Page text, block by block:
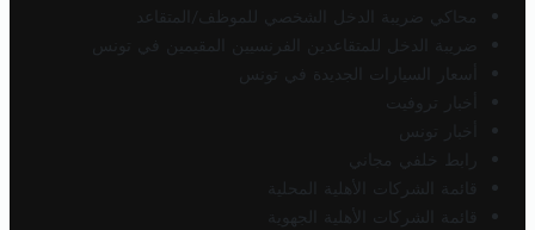
محاكي ضريبة الدخل الشخصي للموظف/المتقاعد
ضريبة الدخل للمتقاعدين الفرنسيين المقيمين في تونس
أسعار السيارات الجديدة في تونس
أخبار تروفيت
أخبار تونس
رابط خلفي مجاني
قائمة الشركات الأهلية المحلية
قائمة الشركات الأهلية الجهوية